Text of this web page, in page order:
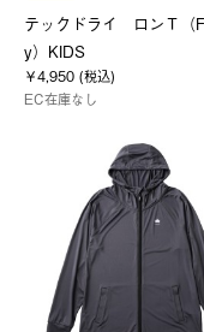
テックドライ ロンＴ（
y）KIDS
￥4,950 (税込)
EC在庫なし